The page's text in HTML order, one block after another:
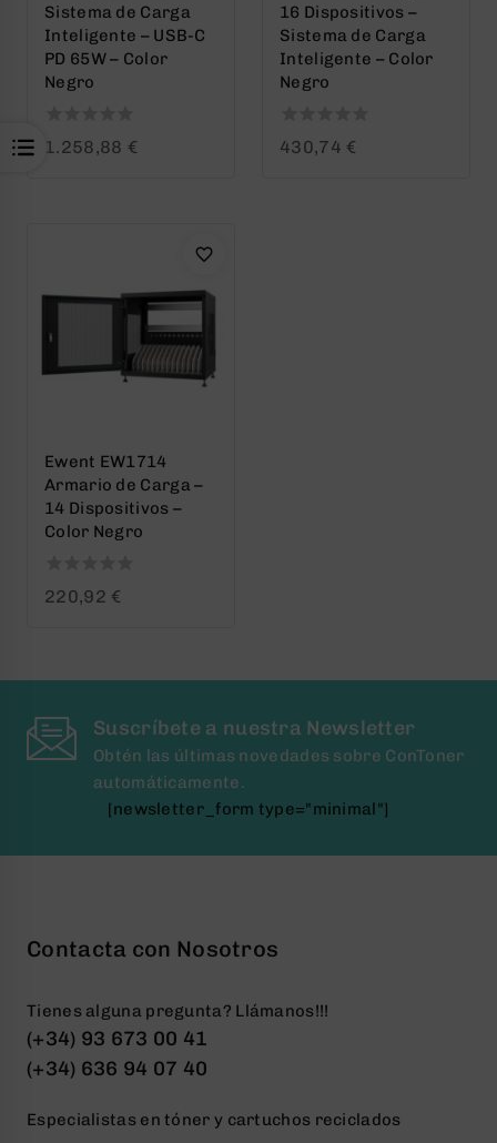
Sistema de Carga
Inteligente – USB-C
PD 65W – Color
Negro
01.258,88 €
16 Dispositivos –
Sistema de Carga
Inteligente – Color
Negro
0
430,74 €
Ewent EW1714
Armario de Carga –
14 Dispositivos –
Color Negro
0
220,92 €
Suscríbete a nuestra Newsletter
Obtén las últimas novedades sobre ConToner
automáticamente.
[newsletter_form type="minimal"]
Contacta con Nosotros
Tienes alguna pregunta? Llámanos!!!
(+34) 93 673 00 41
(+34) 636 94 07 40
Especialistas en tóner y cartuchos reciclados